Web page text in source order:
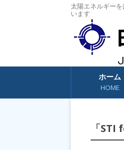
太陽エネルギー
います
コンテンツへス
ホーム
HOME
「